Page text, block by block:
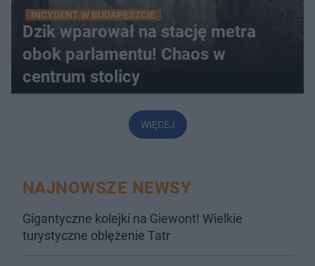
INCYDENT W BUDAPESZCIE
Dzik wparował na stację metra
obok parlamentu! Chaos w
centrum stolicy
WIĘCEJ
NAJNOWSZE NEWSY
Gigantyczne kolejki na Giewont! Wielkie
turystyczne oblężenie Tatr